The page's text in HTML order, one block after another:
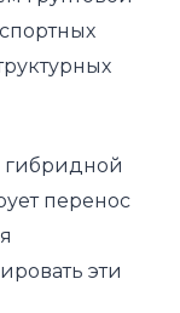
гибридной
перенос
эти